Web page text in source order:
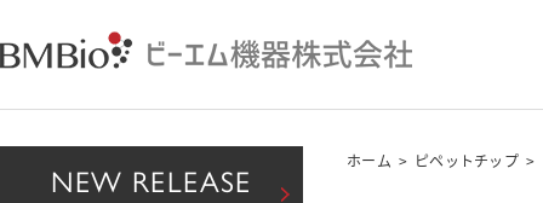
ホーム > ピペットチップ >
NEW RELEASE